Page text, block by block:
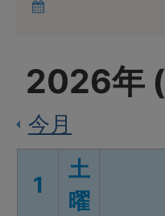
2026年 (
今月
1
土
曜